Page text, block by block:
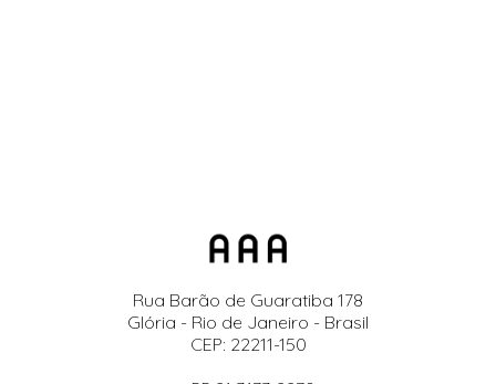
Rua Barão de Guaratiba 178
Glória - Rio de Janeiro - Brasil
CEP: 22211-150